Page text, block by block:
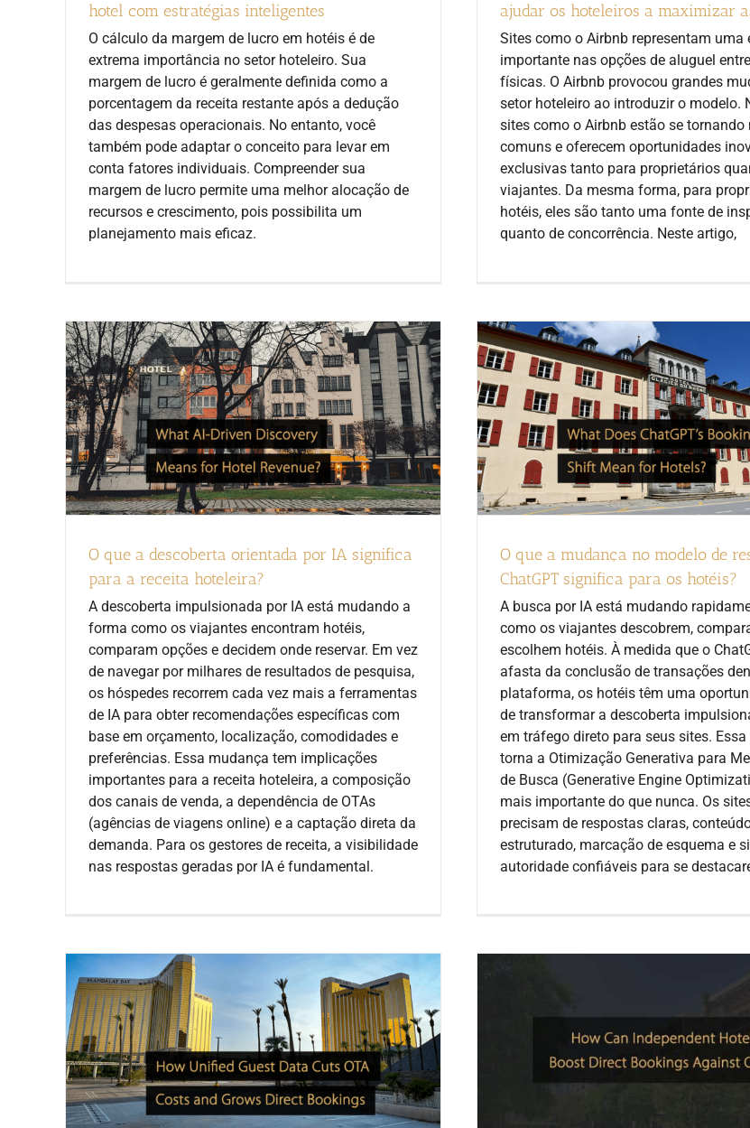
hotel com estratégias inteligentes
O cálculo da margem de lucro em hotéis é de
extrema importância no setor hoteleiro. Sua
margem de lucro é geralmente definida como a
porcentagem da receita restante após a dedução
das despesas operacionais. No entanto, você
também pode adaptar o conceito para levar em
conta fatores individuais. Compreender sua
margem de lucro permite uma melhor alocação de
recursos e crescimento, pois possibilita um
planejamento mais eficaz.
ajudar os hoteleiros a maximizar
Sites como o Airbnb representam uma
importante nas opções de aluguel
físicas. O Airbnb provocou grandes
setor hoteleiro ao introduzir o modelo.
sites como o Airbnb estão se tornando
comuns e oferecem oportunidades
exclusivas tanto para proprietários
viajantes. Da mesma forma, para
hotéis, eles são tanto uma fonte de
quanto de concorrência. Neste artigo,
O que a descoberta orientada por IA significa
para a receita hoteleira?
A descoberta impulsionada por IA está mudando a
forma como os viajantes encontram hotéis,
comparam opções e decidem onde reservar. Em vez
de navegar por milhares de resultados de pesquisa,
os hóspedes recorrem cada vez mais a ferramentas
de IA para obter recomendações específicas com
base em orçamento, localização, comodidades e
preferências. Essa mudança tem implicações
importantes para a receita hoteleira, a composição
dos canais de venda, a dependência de OTAs
(agências de viagens online) e a captação direta da
demanda. Para os gestores de receita, a visibilidade
nas respostas geradas por IA é fundamental.
O que a mudança no modelo de
ChatGPT significa para os hotéis?
A busca por IA está mudando
como os viajantes descobrem,
escolhem hotéis. À medida que o
afasta da conclusão de transações
plataforma, os hotéis têm uma
de transformar a descoberta
em tráfego direto para seus sites.
torna a Otimização Generativa para
de Busca (Generative Engine
mais importante do que nunca. Os
precisam de respostas claras,
estruturado, marcação de esquema e
autoridade confiáveis para se